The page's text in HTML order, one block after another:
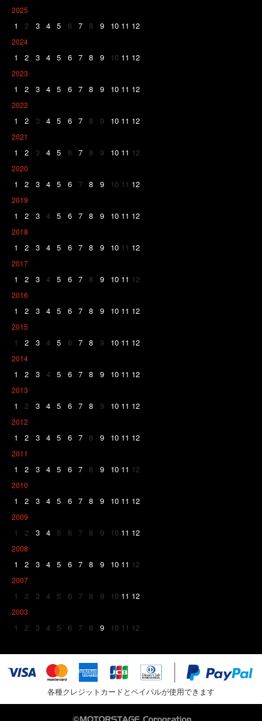
2025
1 2 3 4 5 6 7 8 9 10 11 12
2024
1 2 3 4 5 6 7 8 9 10 11 12
2023
1 2 3 4 5 6 7 8 9 10 11 12
2022
1 2 3 4 5 6 7 8 9 10 11 12
2021
1 2 3 4 5 6 7 8 9 10 11 12
2020
1 2 3 4 5 6 7 8 9 10 11 12
2019
1 2 3 4 5 6 7 8 9 10 11 12
2018
1 2 3 4 5 6 7 8 9 10 11 12
2017
1 2 3 4 5 6 7 8 9 10 11 12
2016
1 2 3 4 5 6 7 8 9 10 11 12
2015
1 2 3 4 5 6 7 8 9 10 11 12
2014
1 2 3 4 5 6 7 8 9 10 11 12
2013
1 2 3 4 5 6 7 8 9 10 11 12
2012
1 2 3 4 5 6 7 8 9 10 11 12
2011
1 2 3 4 5 6 7 8 9 10 11 12
2010
1 2 3 4 5 6 7 8 9 10 11 12
2009
1 2 3 4 5 6 7 8 9 10 11 12
2008
1 2 3 4 5 6 7 8 9 10 11 12
2007
1 2 3 4 5 6 7 8 9 10 11 12
2003
1 2 3 4 5 6 7 8 9 10 11 12
各種クレジットカードとペイパルが使用できます